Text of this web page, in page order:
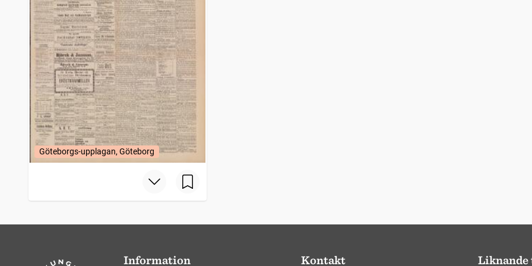
Göteborgs-upplagan, Göteborg
Information Kontakt